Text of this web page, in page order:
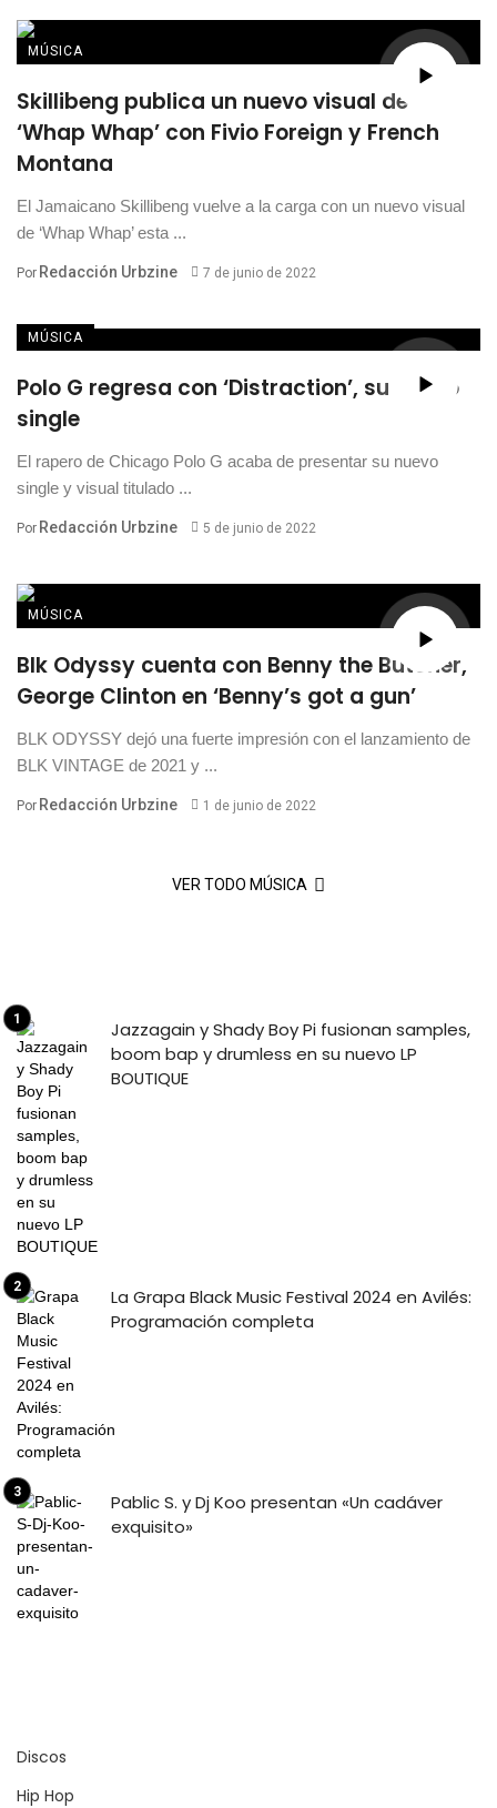
MÚSICA
Skillibeng publica un nuevo visual de
‘Whap Whap’ con Fivio Foreign y French
Montana
El Jamaicano Skillibeng vuelve a la carga con un nuevo visual
de ‘Whap Whap’ esta ...
Por Redacción Urbzine 7 de junio de 2022
MÚSICA
Polo G regresa con ‘Distraction’, su nuevo
single
El rapero de Chicago Polo G acaba de presentar su nuevo
single y visual titulado ...
Por Redacción Urbzine 5 de junio de 2022
MÚSICA
Blk Odyssy cuenta con Benny the Butcher,
George Clinton en ‘Benny’s got a gun’
BLK ODYSSY dejó una fuerte impresión con el lanzamiento de
BLK VINTAGE de 2021 y ...
Por Redacción Urbzine 1 de junio de 2022
VER TODO MÚSICA
Jazzagain y Shady Boy Pi fusionan samples,
boom bap y drumless en su nuevo LP
BOUTIQUE
La Grapa Black Music Festival 2024 en Avilés:
Programación completa
Pablic S. y Dj Koo presentan «Un cadáver
exquisito»
Discos
Hip Hop